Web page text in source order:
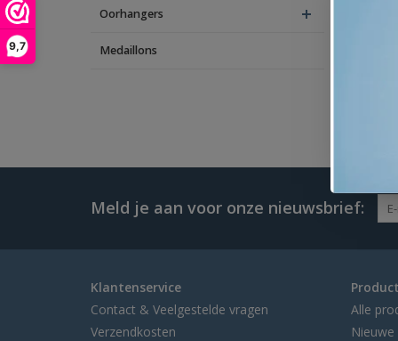
9,7
Oorhangers
Medaillons
Meld je aan voor onze nieuwsbrief:
Klantenservice
Contact & Veelgestelde vragen
Verzendkosten
Alle